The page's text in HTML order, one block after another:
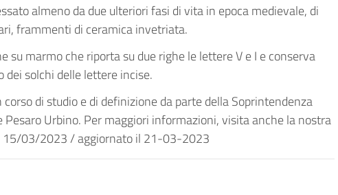
almeno da due ulteriori fasi di vita in epoca medievale, di
frammenti di ceramica invetriata.
marmo che riporta su due righe le lettere V e I e conserva
dei solchi delle lettere incise.
di studio e di definizione da parte della Soprintendenza
Urbino. Per maggiori informazioni, visita anche la nostra
15/03/2023 / aggiornato il 21-03-2023